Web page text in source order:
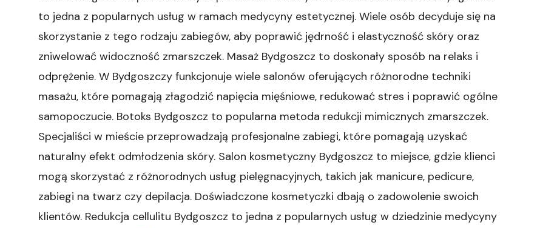
to jedna z popularnych usług w ramach medycyny estetycznej. Wiele osób decyduje się na
skorzystanie z tego rodzaju zabiegów, aby poprawić jędrność i elastyczność skóry oraz
zniwelować widoczność zmarszczek. Masaż Bydgoszcz to doskonały sposób na relaks i
odprężenie. W Bydgoszczy funkcjonuje wiele salonów oferujących różnorodne techniki
masażu, które pomagają złagodzić napięcia mięśniowe, redukować stres i poprawić ogólne
samopoczucie. Botoks Bydgoszcz to popularna metoda redukcji mimicznych zmarszczek.
Specjaliści w mieście przeprowadzają profesjonalne zabiegi, które pomagają uzyskać
naturalny efekt odmłodzenia skóry. Salon kosmetyczny Bydgoszcz to miejsce, gdzie klienci
mogą skorzystać z różnorodnych usług pielęgnacyjnych, takich jak manicure, pedicure,
zabiegi na twarz czy depilacja. Doświadczone kosmetyczki dbają o zadowolenie swoich
klientów. Redukcja cellulitu Bydgoszcz to jedna z popularnych usług w dziedzinie medycyny